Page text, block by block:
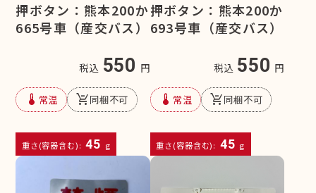
押ボタン：熊本200か
665号車（産交バス）
税込 550 円
device_thermostat 常温 remove_shopping_cart同梱不可
重さ(容器含む): 45 g
押ボタン：熊本200か
693号車（産交バス）
税込 550 円
device_thermostat 常温 remove_shopping_cart同梱不可
重さ(容器含む): 45 g